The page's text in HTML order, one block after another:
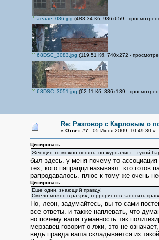
aeaae_086.jpg (488.34 Кб, 986x659 -
68DSC_3083.jpg (119.51 Кб, 740x272 -
68DSC_3051.jpg (62.11 Кб, 386x139 -
Re: Разговор с Карловым о
« Ответ #7 : 05 Июня 2009, 10:49:30 »
Цитировать
Женщин то можно понять, но журналист - тупой
был здесь. у меня почему то
тех, кого папрацци называют. кто
рапродавалось. плюс к тому же очень
Цитировать
Еще один, знающий правду!
Смело можно в разряд террористов заносить
Но, леон, задумайтесь, вы то сами
все ответы. и также наплевать, что
но почему ваша гуманность так
мерзавец говорит о лжи, это не
ведь правда ваша складывается из